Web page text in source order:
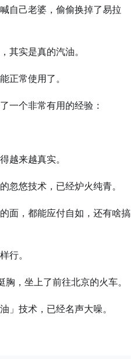
自己老婆，偷偷换掉了易拉
其实是真的汽油。
正常使用了。
一个非常有用的经验：
越来越真实。
忽悠技术，已经炉火纯青。
面，都能应付自如，还有啥搞
行。
，坐上了前往北京的火车。
」技术，已经名声大噪。